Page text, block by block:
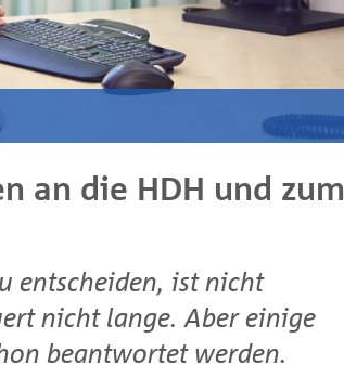
an die HDH und zum
entscheiden, ist nicht
nicht lange. Aber einige
beantwortet werden.